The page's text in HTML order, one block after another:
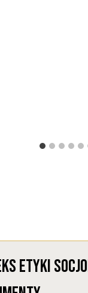
ETYKI